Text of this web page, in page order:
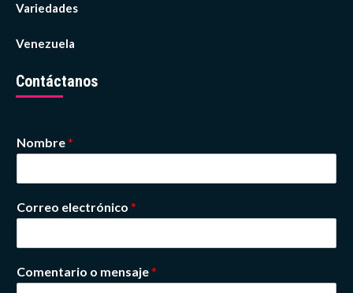
Variedades
Venezuela
Contáctanos
Nombre*
Correo electrónico *
Comentario o mensaje*